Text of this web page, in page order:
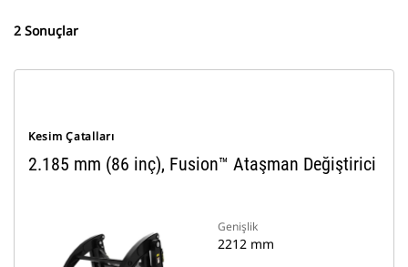
2 Sonuçlar
Kesim Çatalları
2.185 mm (86 inç), Fusion™ Ataşman Değiştirici
Genişlik
2212 mm